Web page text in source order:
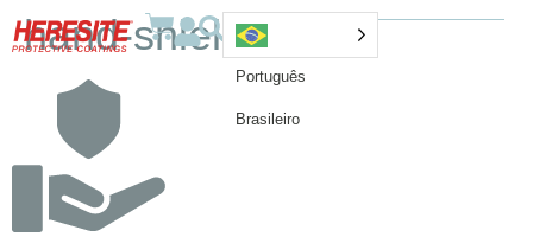
Português
Brasileiro
hand-shield-icon